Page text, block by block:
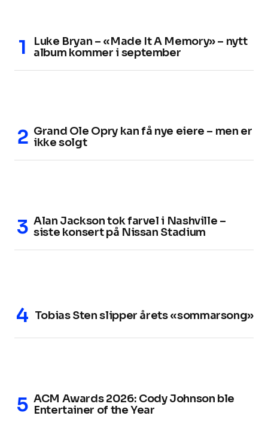
Luke Bryan – «Made It A Memory» – nytt
album kommer i september
Grand Ole Opry kan få nye eiere – men er
ikke solgt
Alan Jackson tok farvel i Nashville –
siste konsert på Nissan Stadium
Tobias Sten slipper årets «sommarsong»
ACM Awards 2026: Cody Johnson ble
Entertainer of the Year